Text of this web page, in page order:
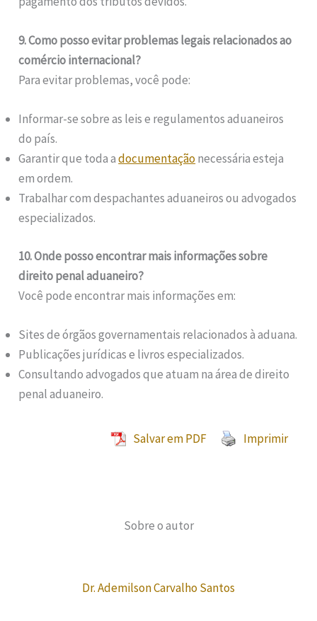
9. Como posso evitar problemas legais relacionados ao
comércio internacional?
Para evitar problemas, você pode:
Informar-se sobre as leis e regulamentos aduaneiros
do país.
Garantir que toda adocumentaçãonecessária esteja
em ordem.
Trabalhar com despachantes aduaneiros ou advogados
especializados.
10. Onde posso encontrar mais informações sobre
direito penal aduaneiro?
Você pode encontrar mais informações em:
Sites de órgãos governamentais relacionados à aduana.
Publicações jurídicas e livros especializados.
Consultando advogados que atuam na área de direito
penal aduaneiro.
Salvar em PDF Imprimir
Sobre o autor
Dr. Ademilson Carvalho Santos